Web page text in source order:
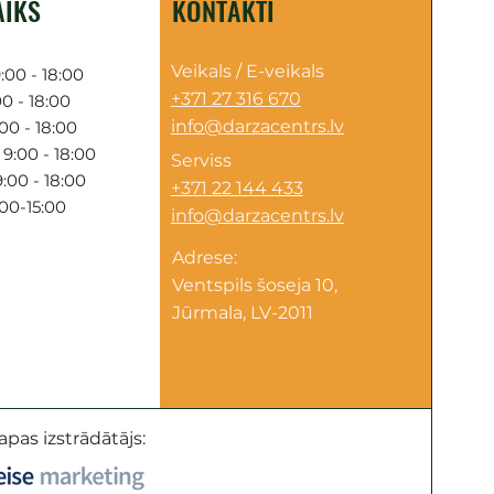
- 18:00
- 18:00
- 18:00
- 18:00
- 18:00
15:00
KONTAKTI
Veikals / E-veikals
+371 27 316 670
info@darzacentrs.lv
Serviss
+371 22 144 433
info@darzacentrs.lv
Adrese:
Ventspils šoseja 10,
Jūrmala, LV-2011
izstrādātājs: